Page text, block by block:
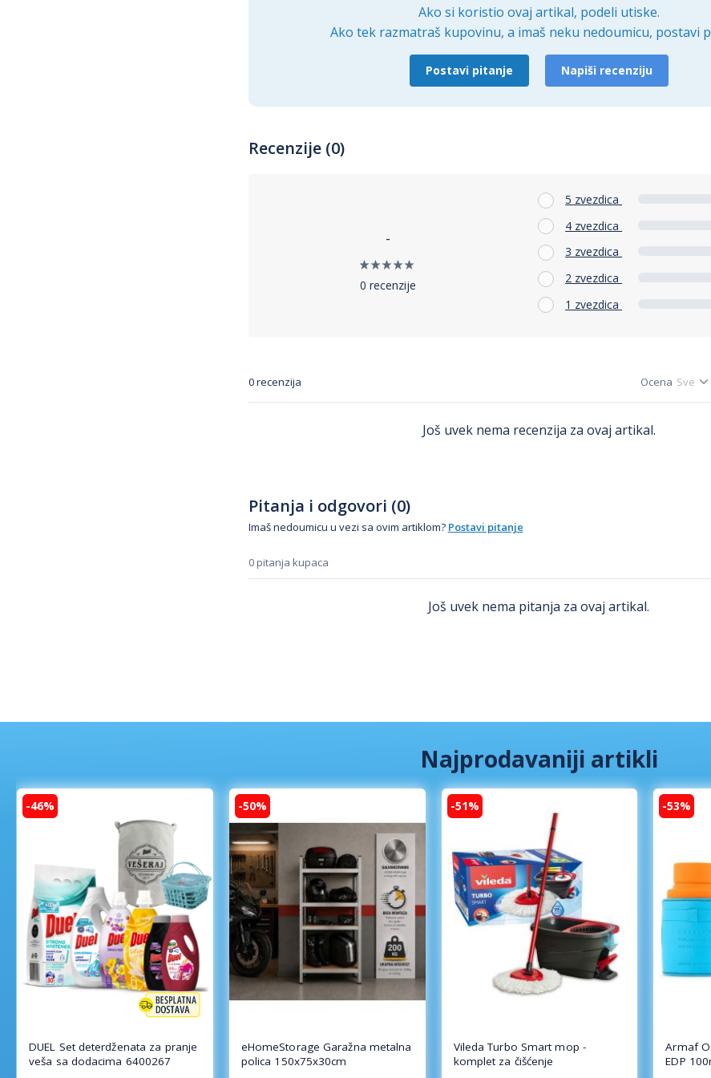
Ako si koristio ovaj artikal, podeli utiske.
Ako tek razmatraš kupovinu, a imaš neku nedoumicu, postavi
Postavi pitanje Napiši recenziju
Recenzije (0)
-
0 recenzije
5 zvezdica
4 zvezdica
3 zvezdica
2 zvezdica
1 zvezdica
0 recenzija Ocena
Još uvek nema recenzija za ovaj artikal.
Pitanja i odgovori (0)
Imaš nedoumicu u vezi sa ovim artiklom? Postavi pitanje
0 pitanja kupaca
Još uvek nema pitanja za ovaj artikal.
Najprodavaniji artikli
-46%
DUEL Set deterdženata za pranje
veša sa dodacima 6400267
-50%
eHomeStorage Garažna metalna
polica 150x75x30cm
-51%
Vileda Turbo Smart mop -
komplet za čišćenje
-53%
Armaf
EDP